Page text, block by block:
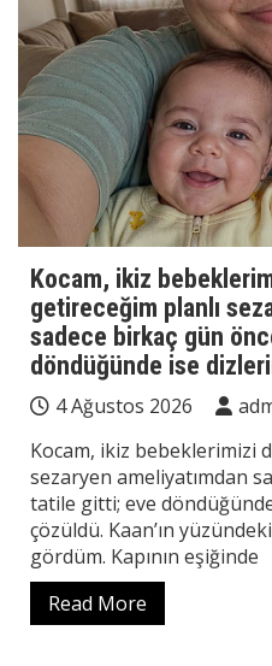
Kocam, ikiz
getireceğim planlı
sadece birkaç gün
döndüğünde ise
4 Ağustos 2026
Kocam, ikiz bebeklerimizi
sezaryen ameliyatımdan
tatile gitti; eve
çözüldü. Kaan’ın
gördüm. Kapının eşiğinde
Read More